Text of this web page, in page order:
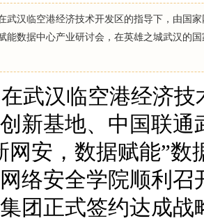
武汉临空港经济技术开发区的指导下，由国
能数据中心产业研讨会，在英雄之城武汉的
武汉临空港经济
新基地、中国联
网安，数据赋能”
络安全学院顺利
团正式签约达成